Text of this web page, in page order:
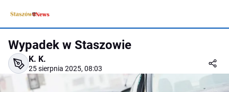
Wypadek w Staszowie
K. K.
25 sierpnia 2025, 08:03